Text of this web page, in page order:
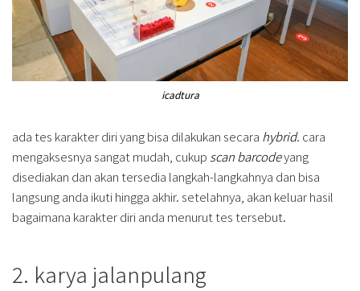
icadtura
ada tes karakter diri yang bisa dilakukan secara hybrid. cara
mengaksesnya sangat mudah, cukup scan barcodeyang
disediakan dan akan tersedia langkah-langkahnya dan bisa
langsung anda ikuti hingga akhir. setelahnya, akan keluar hasil
bagaimana karakter diri anda menurut tes tersebut.
2. karya jalanpulang